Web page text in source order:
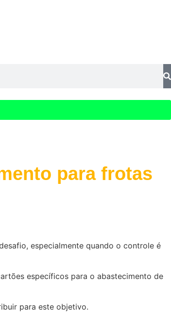
para frotas
especialmente quando o controle é
específicos para o abastecimento de
para este objetivo.